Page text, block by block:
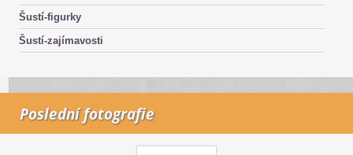
Šustí-figurky
Šustí-zajímavosti
Poslední fotografie